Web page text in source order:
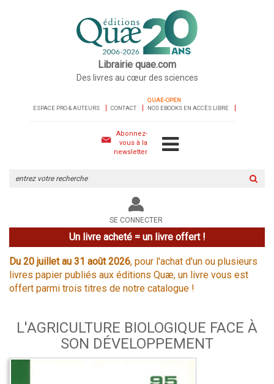
Librairie quae.com
Des livres au cœur des sciences
ESPACE PRO & AUTEURS CONTACT
QUAE-OPEN
NOS EBOOKS EN ACCÈS LIBRE
Abonnez-
vous à la
newsletter
le
site
SE CONNECTER
Un livre acheté = un livre offert !
Du 20 juillet au 31 août 2026, pour l'achat d'un ou plusieurs
livres papier publiés aux éditions Quæ, un livre vous est
offert parmi trois titres de notre catalogue !
L'AGRICULTURE BIOLOGIQUE FACE À
SON DÉVELOPPEMENT